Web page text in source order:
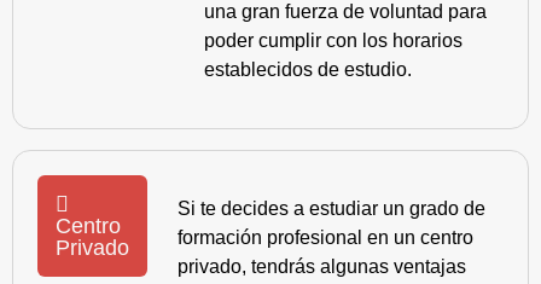
una gran fuerza de voluntad para
poder cumplir con los horarios
establecidos de estudio.
Centro
Privado
Si te decides a estudiar un grado de
formación profesional en un centro
privado, tendrás algunas ventajas